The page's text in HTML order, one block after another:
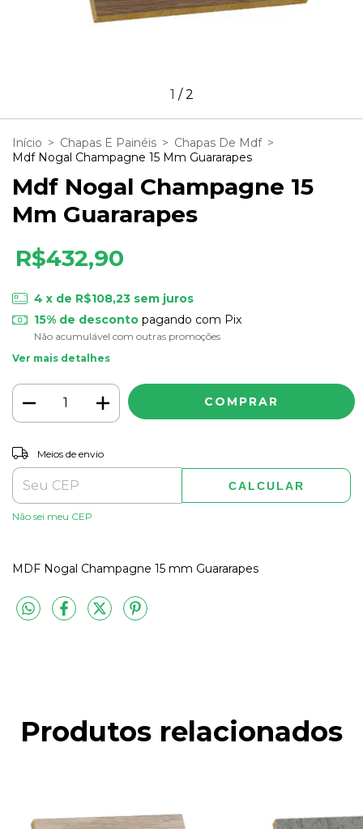
1 /2
Início > Chapas E Painéis > Chapas De Mdf >
Mdf Nogal Champagne 15 Mm Guararapes
Mdf Nogal Champagne 15
Mm Guararapes
R$432,90
4 x de R$108,23 sem juros
15% de descontopagando com Pix
Não acumulável com outras promoções
Ver mais detalhes
Entregas para o CEP:
Meios de envio
CALCULAR
Não sei meu CEP
MDF Nogal Champagne 15 mm Guararapes
Produtos relacionados